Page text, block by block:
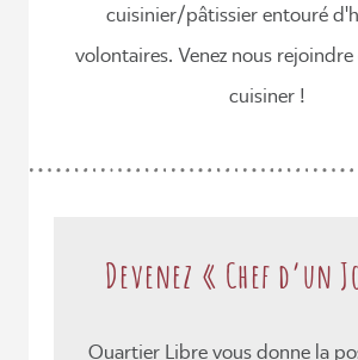
cuisinier/pâtissier entouré
volontaires. Venez nous
cuisiner !
Devenez « Chef d’un
Quartier Libre vous donne la